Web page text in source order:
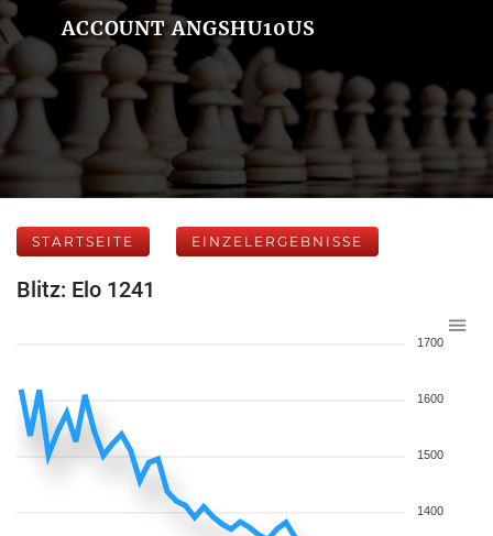
ACCOUNT ANGSHU10US
STARTSEITE EINZELERGEBNISSE
Blitz: Elo 1241
1700
1600
1500
1400